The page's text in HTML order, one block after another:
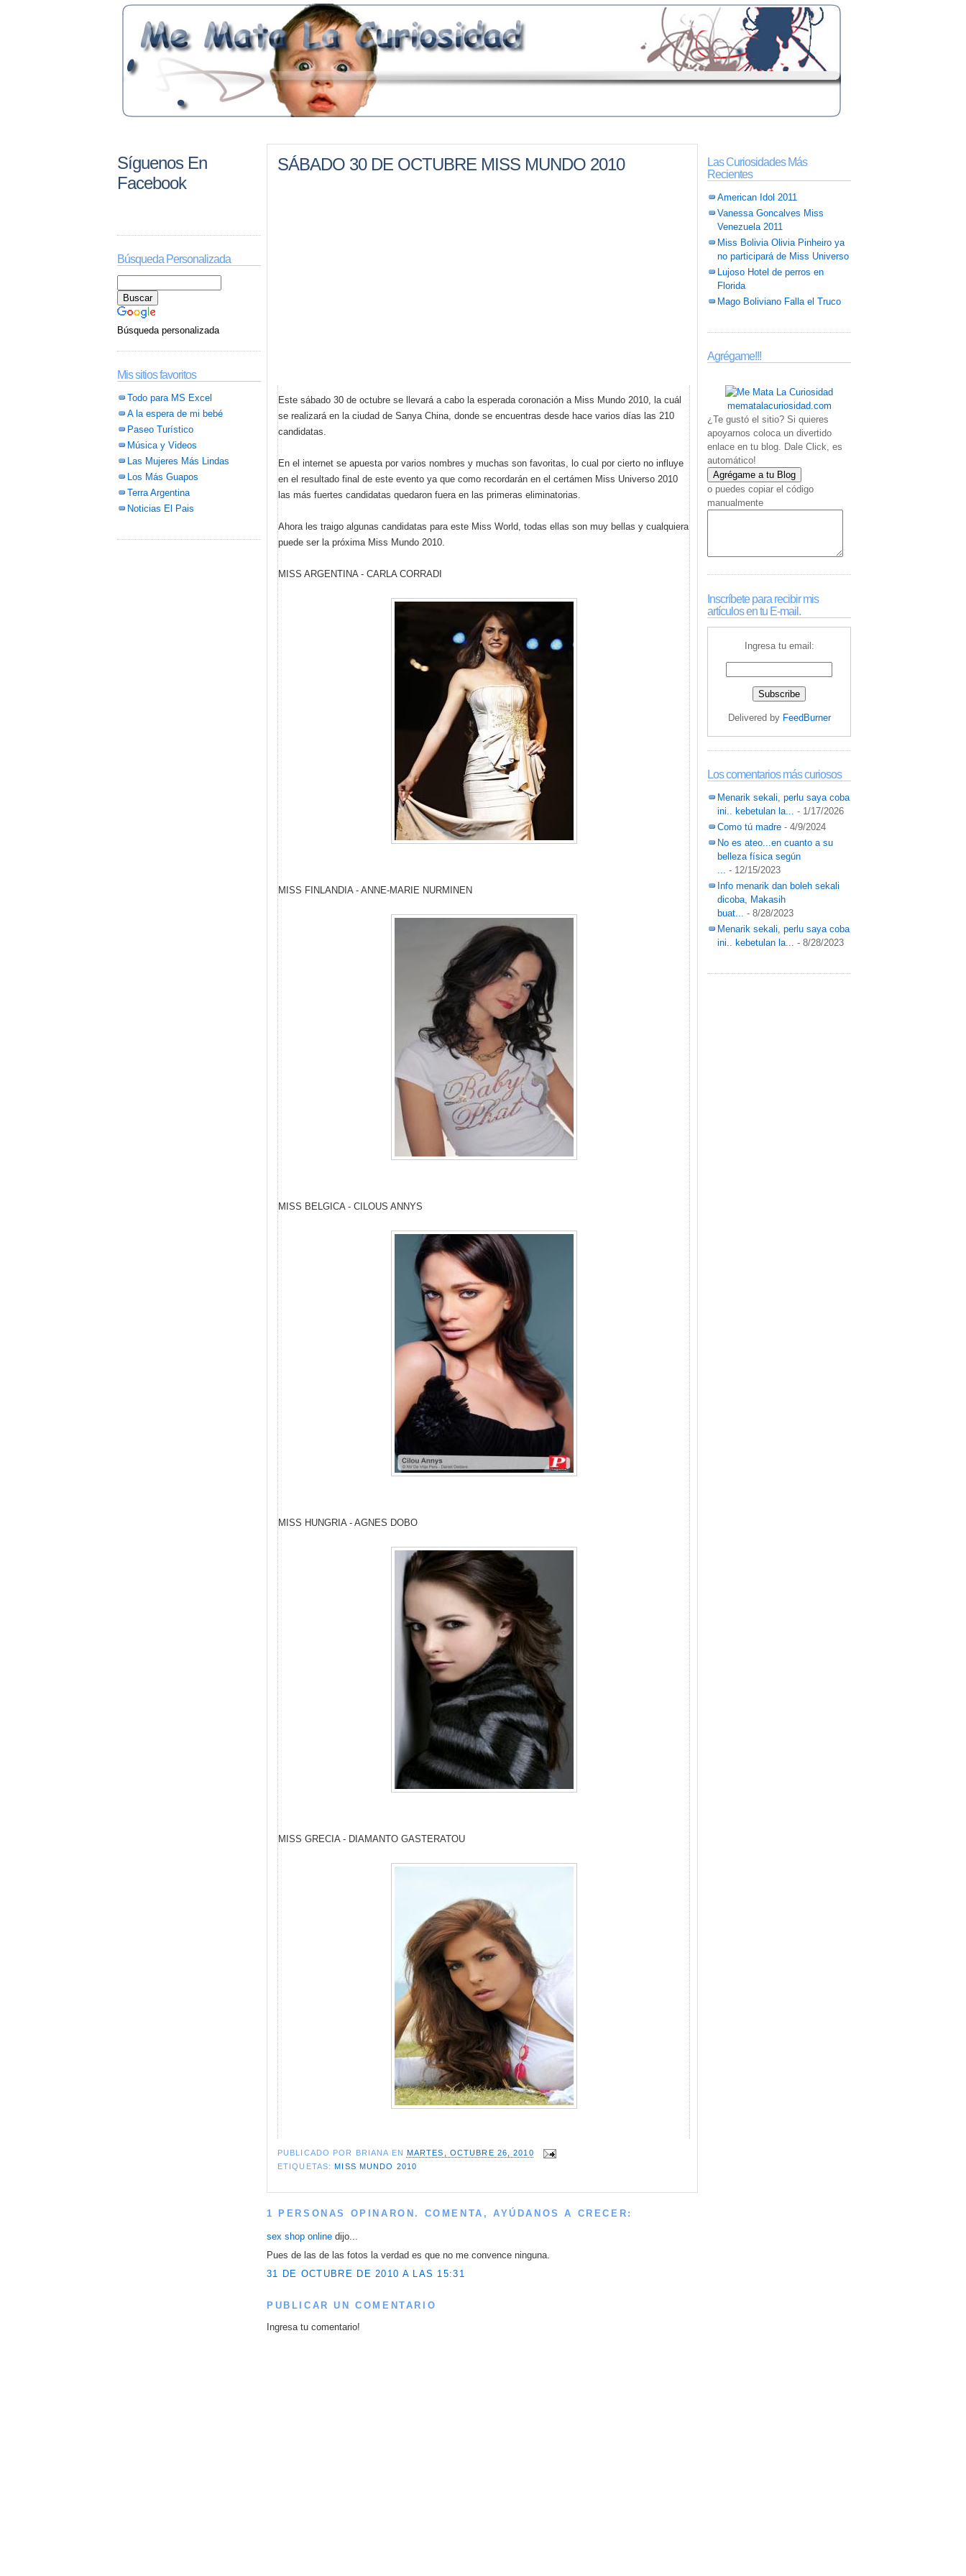
Síguenos En
Facebook
Búsqueda Personalizada
Búsqueda personalizada
Mis sitios favoritos
Todo para MS Excel
A la espera de mi bebé
Paseo Turístico
Música y Videos
Las Mujeres Más Lindas
Los Más Guapos
Terra Argentina
Noticias El Pais
SÁBADO 30 DE OCTUBRE MISS MUNDO 2010
Este sábado 30 de octubre se llevará a cabo la esperada coronación a Miss Mundo 2010, la cuál
se realizará en la ciudad de Sanya China, donde se encuentras desde hace varios días las 210
candidatas.
En el internet se apuesta por varios nombres y muchas son favoritas, lo cual por cierto no influye
en el resultado final de este evento ya que como recordarán en el certámen Miss Universo 2010
las más fuertes candidatas quedaron fuera en las primeras eliminatorias.
Ahora les traigo algunas candidatas para este Miss World, todas ellas son muy bellas y cualquiera
puede ser la próxima Miss Mundo 2010.
MISS ARGENTINA - CARLA CORRADI
MISS FINLANDIA - ANNE-MARIE NURMINEN
MISS BELGICA - CILOUS ANNYS
MISS HUNGRIA - AGNES DOBO
MISS GRECIA - DIAMANTO GASTERATOU
PUBLICADO POR BRIANA EN MARTES, OCTUBRE 26, 2010
ETIQUETAS:MISS MUNDO 2010
1 PERSONAS OPINARON. COMENTA, AYÚDANOS A CRECER:
sex shop online dijo...
Pues de las de las fotos la verdad es que no me convence ninguna.
31 DE OCTUBRE DE 2010 A LAS 15:31
PUBLICAR UN COMENTARIO
Ingresa tu comentario!
Las Curiosidades Más
Recientes
American Idol 2011
Vanessa Goncalves Miss
Venezuela 2011
Miss Bolivia Olivia Pinheiro ya
no participará de Miss Universo
Lujoso Hotel de perros en
Florida
Mago Boliviano Falla el Truco
Agrégame!!!
mematalacuriosidad.com
¿Te gustó el sitio? Si quieres
apoyarnos coloca un divertido
enlace en tu blog. Dale Click, es
automático!
o puedes copiar el código
manualmente
Inscríbete para recibir mis
artículos en tu E-mail.
Ingresa tu email:
Delivered by FeedBurner
Los comentarios más curiosos
Menarik sekali, perlu saya coba
ini.. kebetulan la... - 1/17/2026
Como tú madre - 4/9/2024
No es ateo...en cuanto a su
belleza física según
... - 12/15/2023
Info menarik dan boleh sekali
dicoba, Makasih
buat... - 8/28/2023
Menarik sekali, perlu saya coba
ini.. kebetulan la... - 8/28/2023